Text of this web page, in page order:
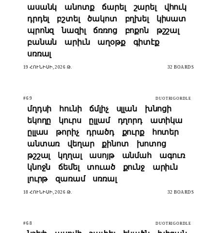
ասանկ
անոտք ճարել շարել
վհուկ
դրդել
բշտել ծակոտ բղխել
կիսատ
պրոնզ
նազիլ ճռռոց բոքոն
թշշալ
բանան
արիւն աղօթք
գիտէք
սռռալ
19 ՀՈՒՆԻՍԻ, 2026 Թ. 32 BOARDS
#69 DUOTRIGORDLE
մղդսի հունի ճմլիչ սլլան
խնոցի
եկողը
կուրս ըլլամ դղորդ
ատիկա
ըլլաս
թորիչ դրածդ քուրք
հոտեր
անտառ
վեղար քինոտ
խոտոց
թշշալ
կղղալ ասոյթ անմահ
ագուռ
կնոջն
ճեմել տուած քունջ
արիւն
լուրթ
զառամ սռռալ
18 ՀՈՒՆԻՍԻ, 2026 Թ. 32 BOARDS
#68 DUOTRIGORDLE